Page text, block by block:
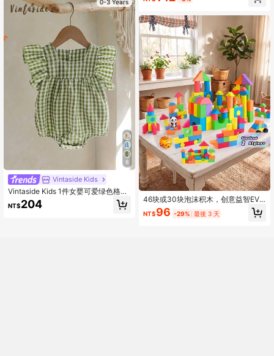
0-3 Years
8
Vintaside Kids
Vintaside Kids 1件女婴可爱绿色格子
短袖连体衣。面料柔软舒适，俏皮公
主风，适合春夏户外、旅行、日常穿
NT$204
学习玩具，男女皆宜，是送给孩子的
绝佳礼物
46块或30块泡沫积木，创意益智EVA
泡沫积木玩具套装，柔软可堆叠，ST
EM礼物，男孩/女孩适用，颜色随
NT$96 -29% 最後 3 天